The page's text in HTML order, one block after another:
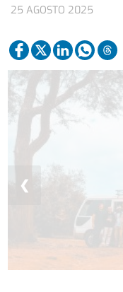
25 AGOSTO 2025
❮